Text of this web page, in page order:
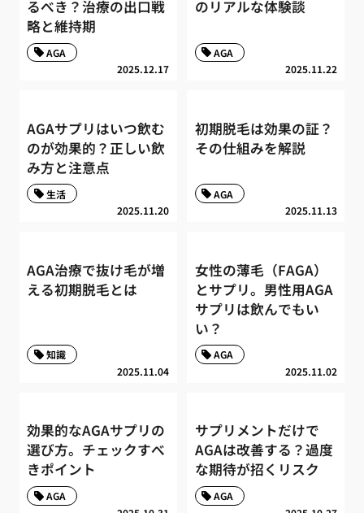
るべき？治療の出口戦
略と維持期
2025.12.17
AGA
のリアルな体験談
2025.11.22
AGA
AGAサプリはいつ飲む
のが効果的？正しい飲
み方と注意点
2025.11.20
生活
初期脱毛は効果の証？
その仕組みを解説
2025.11.13
AGA
AGA治療で抜け毛が増
える初期脱毛とは
2025.11.04
知識
女性の薄毛（FAGA）
とサプリ。男性用AGA
サプリは飲んでもい
い？
2025.11.02
AGA
効果的なAGAサプリの
選び方。チェックすべ
きポイント
AGA
サプリメントだけで
AGAは改善する？過度
な期待が招くリスク
AGA